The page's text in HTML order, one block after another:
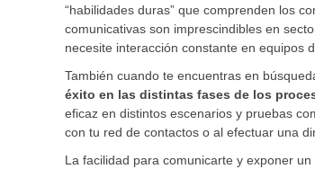
“habilidades duras” que comprenden los
comunicativas son imprescindibles en
necesite interacción constante en equipos
También cuando te encuentras en
éxito en las distintas fases de los
eficaz en distintos escenarios y pruebas
con tu red de contactos o al efectuar una
La facilidad para comunicarte y exponer